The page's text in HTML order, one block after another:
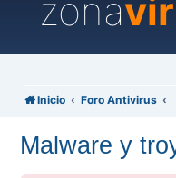
zona
Inicio Foro Antivirus
Malware y